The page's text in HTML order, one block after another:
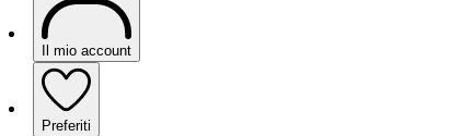
Il mio account
Preferiti